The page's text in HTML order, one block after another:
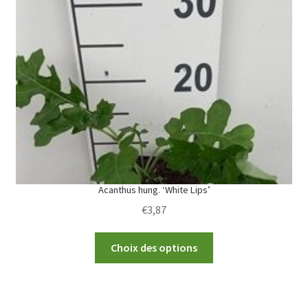
options
on
product
page
Acanthus hung. ‘White Lips’
€3,87
Choix des options